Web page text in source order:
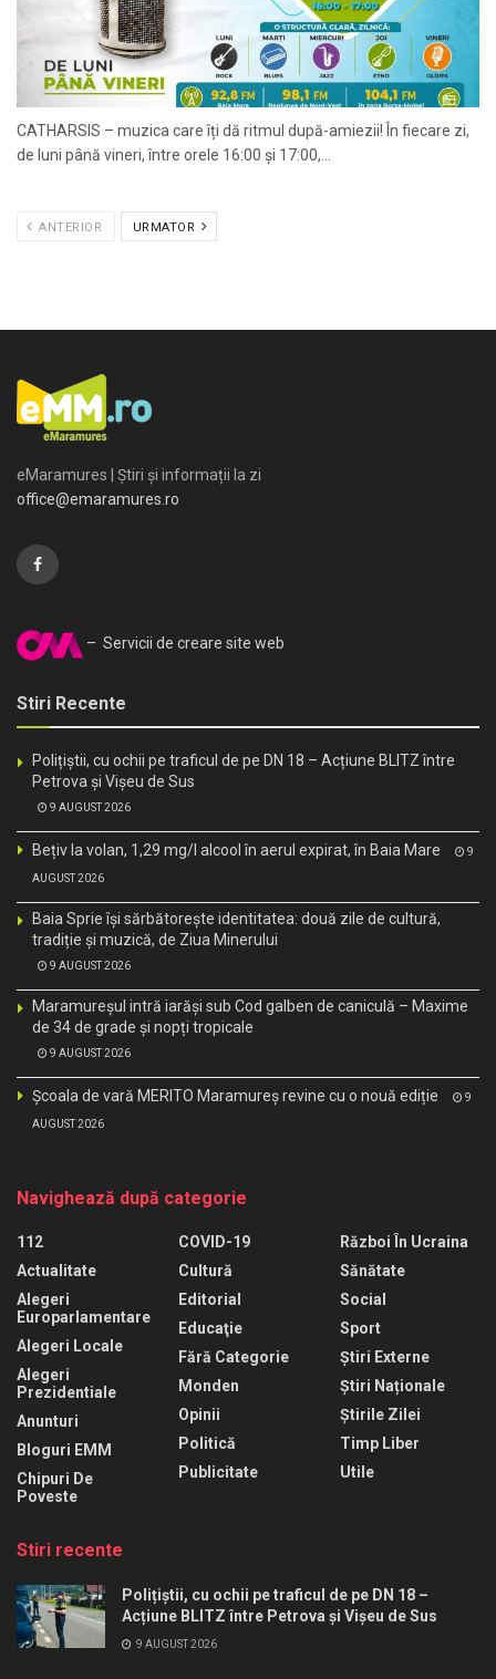
CATHARSIS – muzica care îți dă ritmul după-amiezii! În fiecare zi,
de luni până vineri, între orele 16:00 și 17:00,...
ANTERIOR URMATOR
eMaramures | Știri și informații la zi
office@emaramures.ro
– Servicii de creare site web
Stiri Recente
Polițiștii, cu ochii pe traficul de pe DN 18 – Acțiune BLITZ între
Petrova și Vișeu de Sus
9 AUGUST 2026
Bețiv la volan, 1,29 mg/l alcool în aerul expirat, în Baia Mare 9
AUGUST 2026
Baia Sprie își sărbătorește identitatea: două zile de cultură,
tradiție și muzică, de Ziua Minerului
9 AUGUST 2026
Maramureșul intră iarăși sub Cod galben de caniculă – Maxime
de 34 de grade și nopți tropicale
9 AUGUST 2026
Școala de vară MERITO Maramureș revine cu o nouă ediție 9
AUGUST 2026
Navighează după categorie
112
Actualitate
Alegeri
Europarlamentare
Alegeri Locale
Alegeri
Prezidentiale
Anunturi
Bloguri EMM
Chipuri De
Poveste
COVID-19
Cultură
Editorial
Educaţie
Fără Categorie
Monden
Opinii
Politică
Publicitate
Război În Ucraina
Sănătate
Social
Sport
Știri Externe
Știri Naționale
Știrile Zilei
Timp Liber
Utile
Stiri recente
Polițiștii, cu ochii pe traficul de pe DN 18 –
Acțiune BLITZ între Petrova și Vișeu de Sus
9 AUGUST 2026